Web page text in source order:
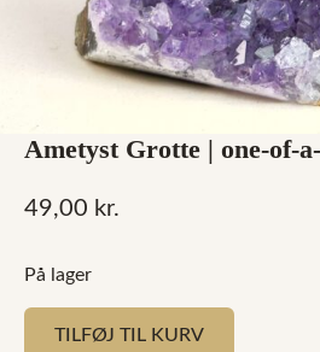
Ametyst Grotte | one-of-
49,00 kr.
På lager
TILFØJ TIL KURV